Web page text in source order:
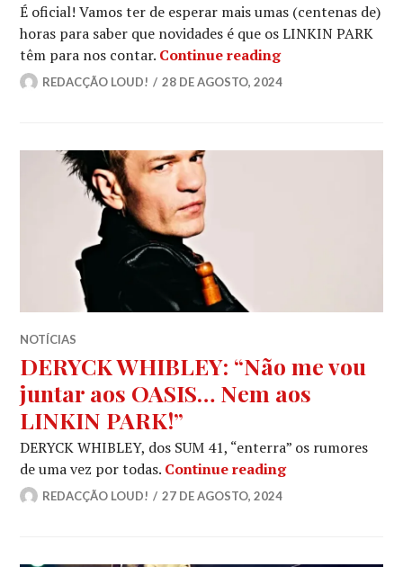
É oficial! Vamos ter de esperar mais umas (centenas de)
horas para saber que novidades é que os LINKIN PARK
têm para nos contar. Continue readingLINKIN PARK:
REDACÇÃO LOUD! 28 DE AGOSTO, 2024
NOTÍCIAS
DERYCK WHIBLEY: “Não me vou
juntar aos OASIS… Nem aos
LINKIN PARK!”
DERYCK WHIBLEY, dos SUM 41, “enterra” os rumores
de uma vez por todas. Continue readingDERYCK
REDACÇÃO LOUD! 27 DE AGOSTO, 2024